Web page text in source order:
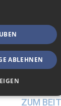
habe
ZUM
ABLEHNEN